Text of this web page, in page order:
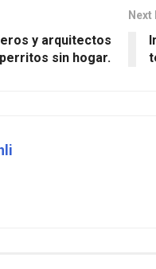
y arquitectos
sin hogar.
Next